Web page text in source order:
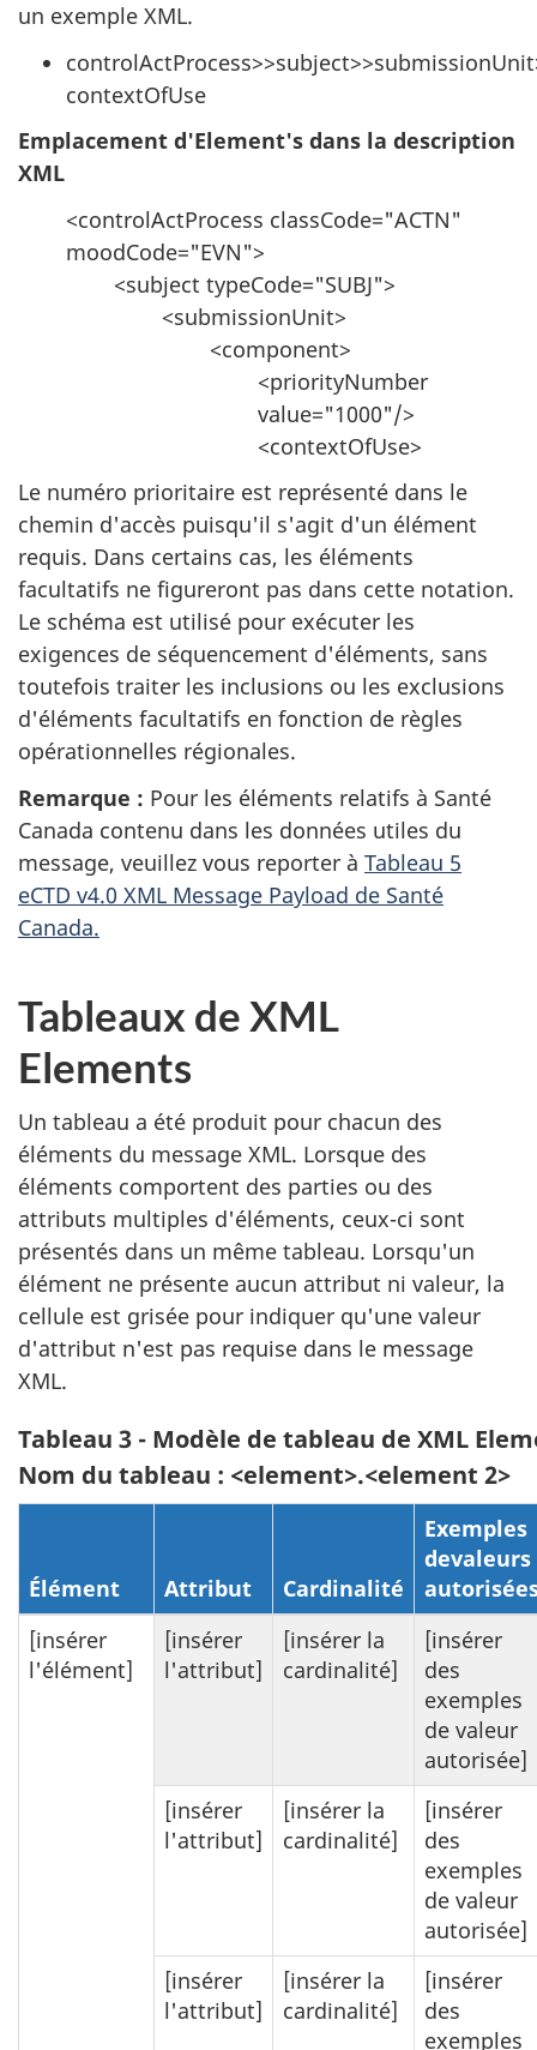
un exemple XML.
contextOfUse
Emplacement d'Element's dans la description
XML
<controlActProcess classCode="ACTN"
moodCode="EVN">
<subject typeCode="SUBJ">
<submissionUnit>
<component>
<priorityNumber
value="1000"/>
<contextOfUse>
Le numéro prioritaire est représenté dans le
chemin d'accès puisqu'il s'agit d'un élément
requis. Dans certains cas, les éléments
facultatifs ne figureront pas dans cette notation.
Le schéma est utilisé pour exécuter les
exigences de séquencement d'éléments, sans
toutefois traiter les inclusions ou les exclusions
d'éléments facultatifs en fonction de règles
opérationnelles régionales.
Remarque : Pour les éléments relatifs à Santé
Canada contenu dans les données utiles du
message, veuillez vous reporter à Tableau 5
eCTD v4.0 XML Message Payload de Santé
Canada.
Tableaux de XML
Elements
Un tableau a été produit pour chacun des
éléments du message XML. Lorsque des
éléments comportent des parties ou des
attributs multiples d'éléments, ceux-ci sont
présentés dans un même tableau. Lorsqu'un
élément ne présente aucun attribut ni valeur, la
cellule est grisée pour indiquer qu'une valeur
d'attribut n'est pas requise dans le message
XML.
Tableau 3 - Modèle de tableau de XML
Nom du tableau : <element>.<element 2>
Élément Attribut Cardinalité
Exemples
devaleurs
[insérer
l'élément]
[insérer
l'attribut]
[insérer la
cardinalité]
[insérer
des
exemples
de valeur
autorisée]
[insérer
l'attribut]
[insérer la
cardinalité]
[insérer
des
exemples
de valeur
autorisée]
[insérer
l'attribut]
[insérer la
cardinalité]
[insérer
des
exemples